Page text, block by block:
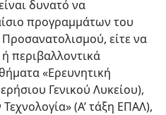
δυνατό να
προγραμμάτων του
είτε να
περιβαλλοντικά
«Ερευνητική
Γενικού Λυκείου),
(Α’ τάξη ΕΠΑΛ),